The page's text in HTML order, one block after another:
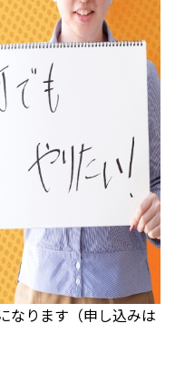
なります（申し込みは